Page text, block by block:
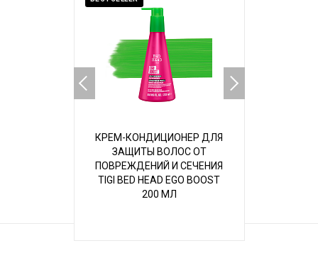
КРЕМ-КОНДИЦИОНЕР ДЛЯ
ЗАЩИТЫ ВОЛОС ОТ
ПОВРЕЖДЕНИЙ И СЕЧЕНИЯ
TIGI BED HEAD EGO BOOST
200 МЛ